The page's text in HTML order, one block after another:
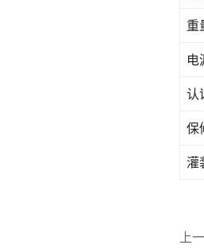
重
电
认
保
灌
上